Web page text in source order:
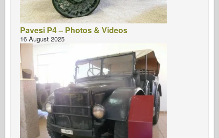
Pavesi P4 – Photos & Videos
16 August 2025